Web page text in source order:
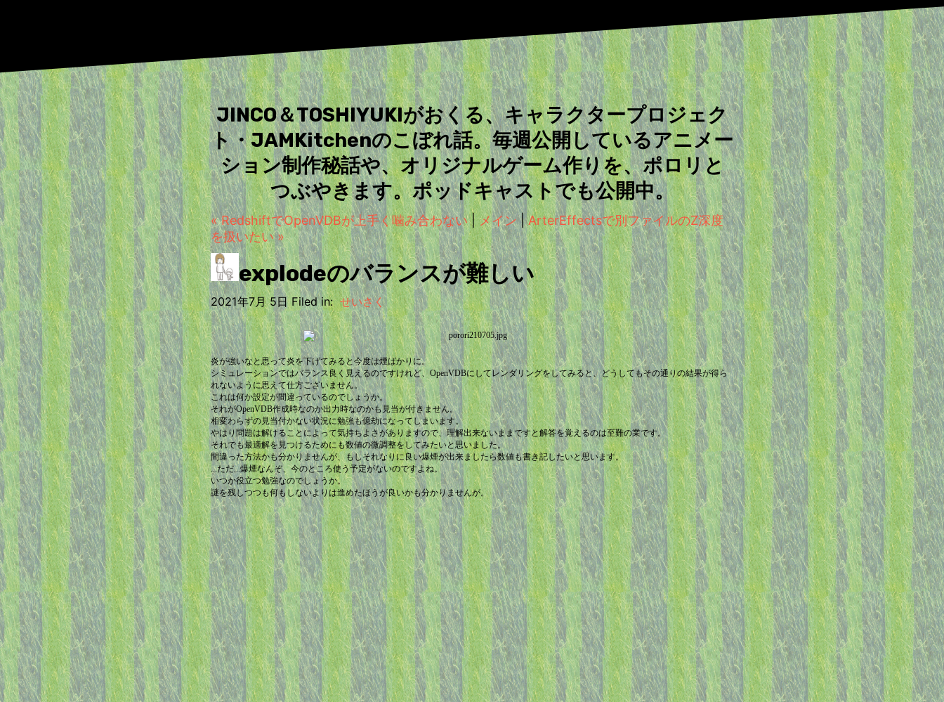
JINCO＆TOSHIYUKIがおくる、キャラクタープロジェク
ト・JAMKitchenのこぼれ話。毎週公開しているアニメー
ション制作秘話や、オリジナルゲーム作りを、ポロリと
つぶやきます。ポッドキャストでも公開中。
« RedshiftでOpenVDBが上手く噛み合わない|メイン|ArterEffectsで別ファイルのZ深度
を扱いたい »
explodeのバランスが難しい
2021年7月 5日 Filed in: せいさく
炎が強いなと思って炎を下げてみると今度は煙ばかりに。
シミュレーションではバランス良く見えるのですけれど、OpenVDBにしてレンダリングをしてみると、どうしてもその通りの結果が得ら
れないように思えて仕方ございません。
これは何か設定が間違っているのでしょうか。
それがOpenVDB作成時なのか出力時なのかも見当が付きません。
相変わらずの見当付かない状況に勉強も億劫になってしまいます。
やはり問題は解けることによって気持ちよさがありますので、理解出来ないままですと解答を覚えるのは至難の業です。
それでも最適解を見つけるためにも数値の微調整をしてみたいと思いました。
間違った方法かも分かりませんが、もしそれなりに良い爆煙が出来ましたら数値も書き記したいと思います。
...ただ...爆煙なんぞ、今のところ使う予定がないのですよね。
いつか役立つ勉強なのでしょうか。
謎を残しつつも何もしないよりは進めたほうが良いかも分かりませんが。